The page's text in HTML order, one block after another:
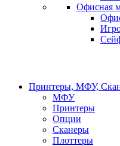
Офисная
Принтеры, МФУ,
МФУ
Принтеры
Опции
Сканеры
Плоттеры